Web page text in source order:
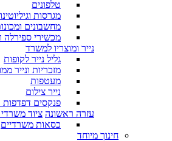
טלפונים
מגרסות
מחשבונים
מכשירי ספירלה
נייר ומוצריו למשרד
גליל נייר לקופות
מזכריות ונייר
מעטפות
נייר צילום
פנקסים דפדפות
עזרה ראשונה ציוד
כסאות משרדיים
חינוך מיוחד